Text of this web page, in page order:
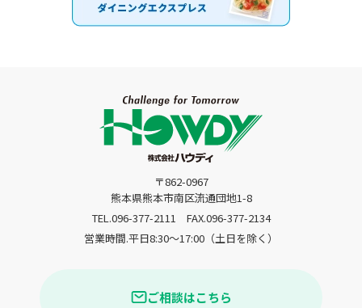
〒862-0967
熊本県熊本市南区流通団地1-8
TEL.096-377-2111
FAX.096-377-2134
営業時間.平日8:30〜17:00（土日を除く）
ご相談はこちら